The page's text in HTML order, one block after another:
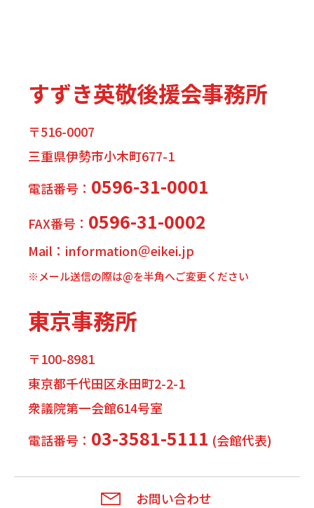
すずき英敬後援会事務所
〒516-0007
三重県伊勢市小木町677-1
電話番号： 0596-31-0001
FAX番号： 0596-31-0002
Mail：information＠eikei.jp
※メール送信の際は@を半角へご変更ください
東京事務所
〒100-8981
東京都千代田区永田町2-2-1
衆議院第一会館614号室
電話番号： 03-3581-5111 (会館代表)
お問い合わせ